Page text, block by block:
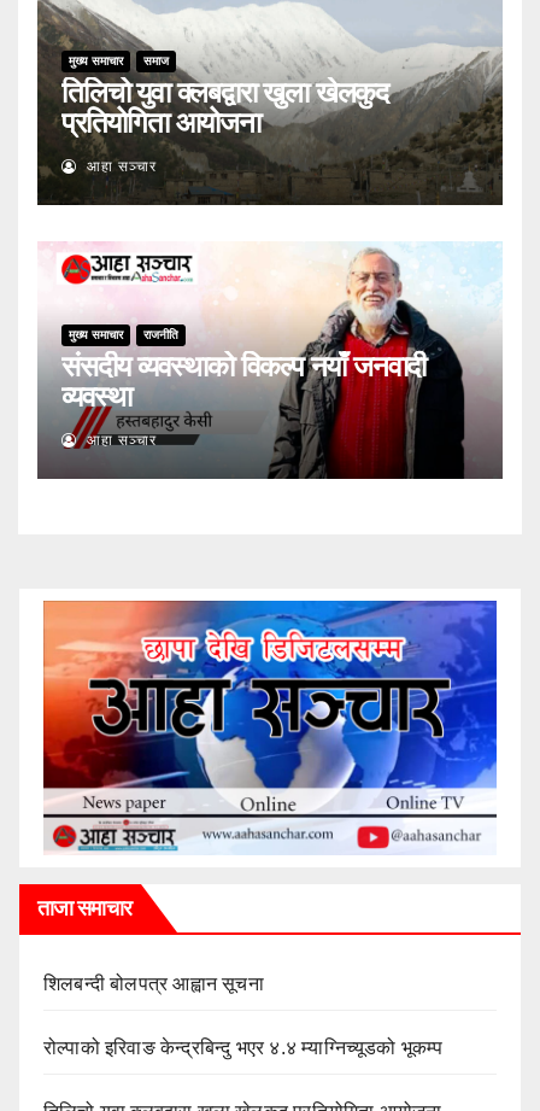
मुख्य समाचार समाज
तिलिचो युवा क्लबद्वारा खुला खेलकुद
प्रतियोगिता आयोजना
आहा सञ्चार
मुख्य समाचार राजनीति
संसदीय व्यवस्थाको विकल्प नयाँ जनवादी
व्यवस्था
आहा सञ्चार
ताजा समाचार
शिलबन्दी बोलपत्र आह्वान सूचना
रोल्पाको इरिवाङ केन्द्रबिन्दु भएर ४.४ म्याग्निच्यूडको भूकम्प